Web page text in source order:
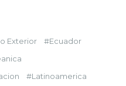
Exterior
Ecuador
Latinoamerica